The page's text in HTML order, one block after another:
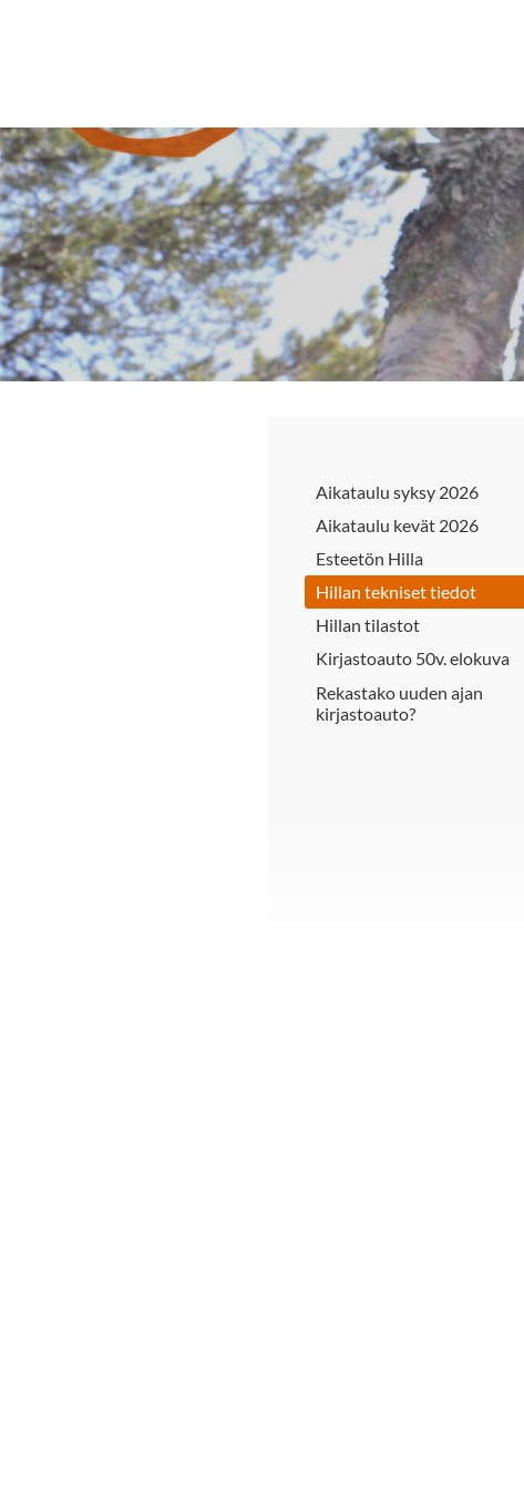
Aikataulu syksy 2026
Aikataulu kevät 2026
Esteetön Hilla
Hillan tekniset tiedot
Hillan tilastot
Kirjastoauto 50v. elokuva
Rekastako uuden ajan
kirjastoauto?